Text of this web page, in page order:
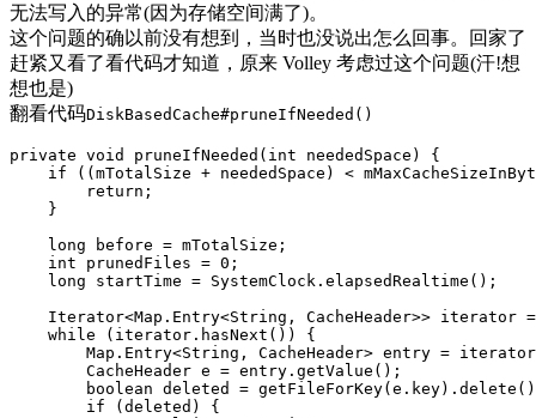
无法写入的异常(因为存储空间满了)。
这个问题的确以前没有想到，当时也没说出怎么回事。回家了
赶紧又看了看代码才知道，原来 Volley 考虑过这个问题(汗!想
想也是)
翻看代码DiskBasedCache#pruneIfNeeded()
private void pruneIfNeeded ( int neededSpace )
{
if
(( mTotalSize + neededSpace ) <
return ;
}
long
before = mTotalSize ;
int
prunedFiles = 0 ;
long
startTime = SystemClock . elapsedRealtime ();
Iterator<Map . Entry<String , CacheHeader>> iterator =
while
( iterator . hasNext ())
{
Map . Entry<String , CacheHeader> entry = iterator
CacheHeader e = entry . getValue ();
boolean deleted = getFileForKey( e . key). delete
if
( deleted )
{